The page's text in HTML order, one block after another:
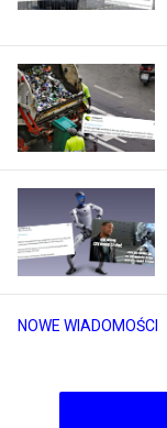
NOWE WIADOMOŚCI